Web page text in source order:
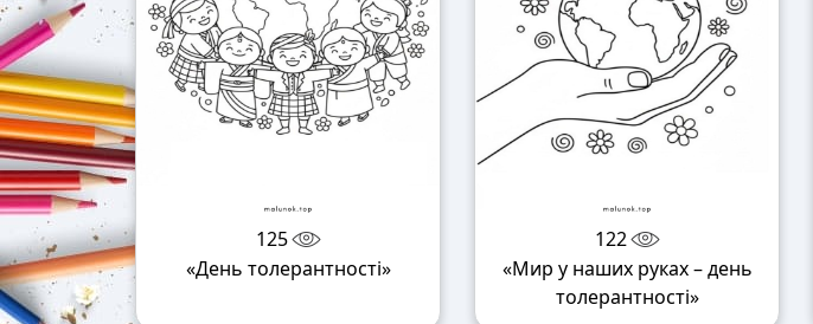
125
«День толерантності»
122
«Мир у наших руках – день
толерантності»